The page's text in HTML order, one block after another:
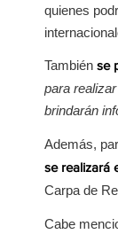
quienes
También se
para
brindarán
Además,
se realizará
Carpa de
Cabe